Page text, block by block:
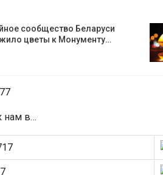
сообщество Беларуси
цветы к Монументу…
нам в…